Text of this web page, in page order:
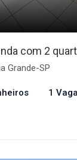
com 2
Grande-SP
1 Vaga